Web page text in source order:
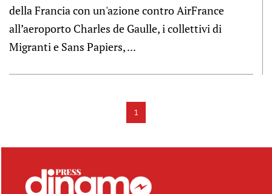
della Francia con un'azione contro AirFrance
all’aeroporto Charles de Gaulle, i collettivi di
Migranti e Sans Papiers, ...
1